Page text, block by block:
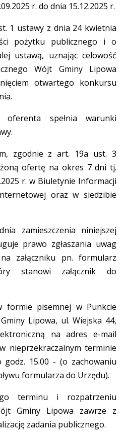
r. do dnia 15.12.2025 r.
1 ustawy z dnia 24 kwietnia
pożytku publicznego i o
ustawą, uznając celowość
Wójt Gminy Lipowa
otwartego konkursu
spełnia warunki
zgodnie z art. 19a ust. 3
ofertę na okres 7 dni tj.
r. w Biuletynie Informacji
oraz w siedzibie
zamieszczenia niniejszej
prawo zgłaszania uwag
załączniku pn. formularz
stanowi załącznik do
formie pisemnej w Punkcie
Lipowa, ul. Wiejska 44,
na adres e-mail
nieprzekraczalnym terminie
godz. 15.00 - (o zachowaniu
formularza do Urzędu).
terminu i rozpatrzeniu
Gminy Lipowa zawrze z
zadania publicznego.